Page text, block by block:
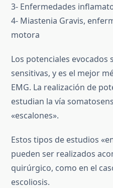
3- Enfermedades
4- Miastenia Gravis,
motora
Los potenciales evocados
sensitivas, y es el mejor
EMG. La realización de
estudian la vía
«escalones».
Estos tipos de estudios
pueden ser realizados
quirúrgico, como en el
escoliosis.